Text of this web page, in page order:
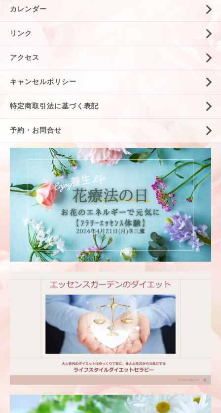
カレンダー
リンク
アクセス
キャンセルポリシー
特定商取引法に基づく表記
予約・お問合せ